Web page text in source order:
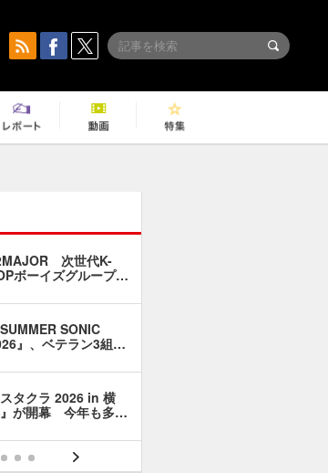
次世代K-
ボーイズグループ…
SUMMER SONIC
』、ベテラン3組…
スタクラ 2026 in 横
が開幕 今年も多…